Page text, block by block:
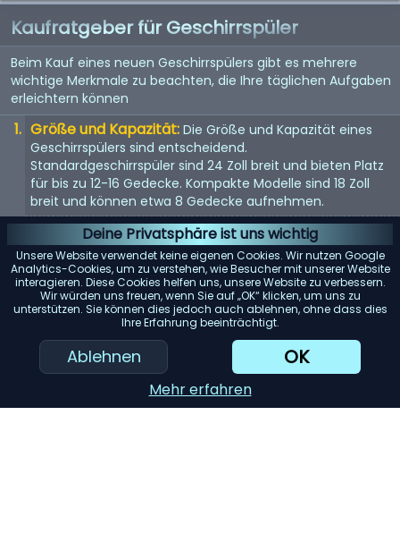
Deine Privatsphäre ist uns wichtig
Unsere Website verwendet keine eigenen Cookies. Wir nutzen Google
Analytics-Cookies, um zu verstehen, wie Besucher mit unserer Website
interagieren. Diese Cookies helfen uns, unsere Website zu verbessern.
Wir würden uns freuen, wenn Sie auf „OK“ klicken, um uns zu
unterstützen. Sie können dies jedoch auch ablehnen, ohne dass dies
Ihre Erfahrung beeinträchtigt.
Ablehnen OK
Mehr erfahren
Kaufratgeber für Geschirrspüler
Beim Kauf eines neuen Geschirrspülers gibt es mehrere
wichtige Merkmale zu beachten, die Ihre täglichen Aufgaben
erleichtern können
Größe und Kapazität: Die Größe und Kapazität eines
Geschirrspülers sind entscheidend.
Standardgeschirrspüler sind 24 Zoll breit und bieten Platz
für bis zu 12-16 Gedecke. Kompakte Modelle sind 18 Zoll
breit und können etwa 8 Gedecke aufnehmen.
Energieeffizienz: Achten Sie auf Geschirrspüler mit einer
Energy Star-Bewertung. Diese Modelle verbrauchen
weniger Wasser und Strom, was Ihnen langfristig Geld
spart.
Geräuschpegel: Geschirrspüler können laut sein. Wenn
Lärm ein Problem darstellt, suchen Sie nach Modellen mit
einem Dezibelwert von 45 oder darunter.
Reinigungsleistung:
Achten Sie auf Geschirrspüler mit
mehreren Spülzyklen und Optionen. Modelle mit einem